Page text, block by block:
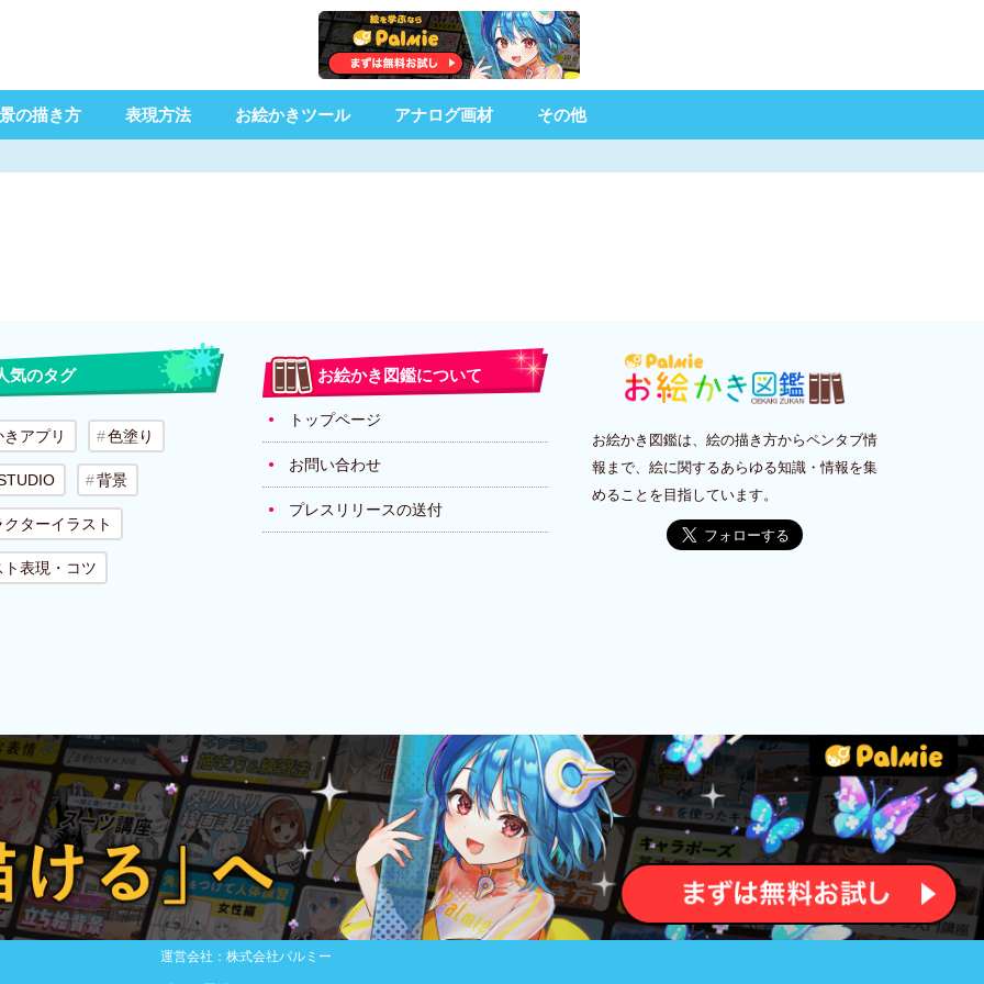
の描き方 表現方法 お絵かきツール アナログ画材 その他
気のタグ
アプリ 色塗り
背景
ターイラスト
ト表現・コツ
お絵かき図鑑について
トップページ
お問い合わせ
プレスリリースの送付
お絵かき図鑑は、絵の描き方からペンタブ情
報まで、絵に関するあらゆる知識・情報を集
めることを目指しています。
運営会社：株式会社パルミー